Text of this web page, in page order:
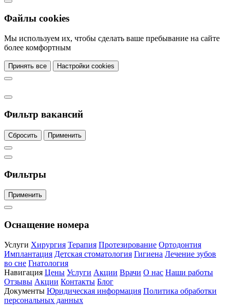
Файлы cookies
Мы используем их, чтобы сделать ваше пребывание на сайте
более комфортным
Принять все Настройки cookies
Фильтр вакансий
Сбросить Применить
Фильтры
Применить
Оснащение номера
Услуги Хирургия Терапия Протезирование Ортодонтия
Имплантация Детская стоматология Гигиена Лечение зубов
во сне Гнатология
Навигация Цены Услуги Акции Врачи О нас Наши работы
Отзывы Акции Контакты Блог
Документы Юридическая информация Политика обработки
персональных данных